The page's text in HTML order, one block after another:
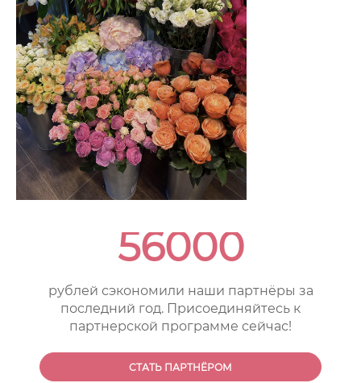
56000
рублей сэкономили наши партнёры за
последний год. Присоединяйтесь к
партнерской программе сейчас!
СТАТЬ ПАРТНЁРОМ